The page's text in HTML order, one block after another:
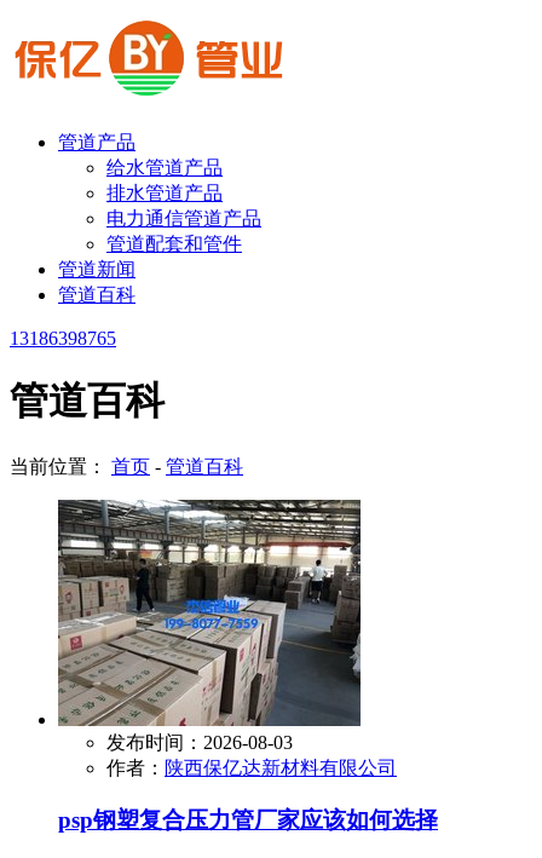
管道产品
给水管道产品
排水管道产品
电力通信管道产品
管道配套和管件
管道新闻
管道百科
13186398765
管道百科
当前位置： 首页 - 管道百科
发布时间：2026-08-03
作者： 陕西保亿达新材料有限公司
psp钢塑复合压力管厂家应该如何选择